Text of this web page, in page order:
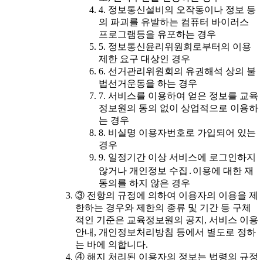
4. 정보통신설비의 오작동이나 정보 등
의 파괴를 유발하는 컴퓨터 바이러스
프로그램등을 유포하는 경우
5. 정보통신윤리위원회로부터의 이용
제한 요구 대상인 경우
6. 선거관리위원회의 유권해석 상의 불
법선거운동을 하는 경우
7. 서비스를 이용하여 얻은 정보를 교육
정보원의 동의 없이 상업적으로 이용하
는 경우
8. 비실명 이용자번호로 가입되어 있는
경우
9. 일정기간 이상 서비스에 로그인하지
않거나 개인정보 수집․이용에 대한 재
동의를 하지 않은 경우
③ 전항의 규정에 의하여 이용자의 이용을 제
한하는 경우와 제한의 종류 및 기간 등 구체
적인 기준은 교육정보원의 공지, 서비스 이용
안내, 개인정보처리방침 등에서 별도로 정하
는 바에 의합니다.
④ 해지 처리된 이용자의 정보는 법령의 규정